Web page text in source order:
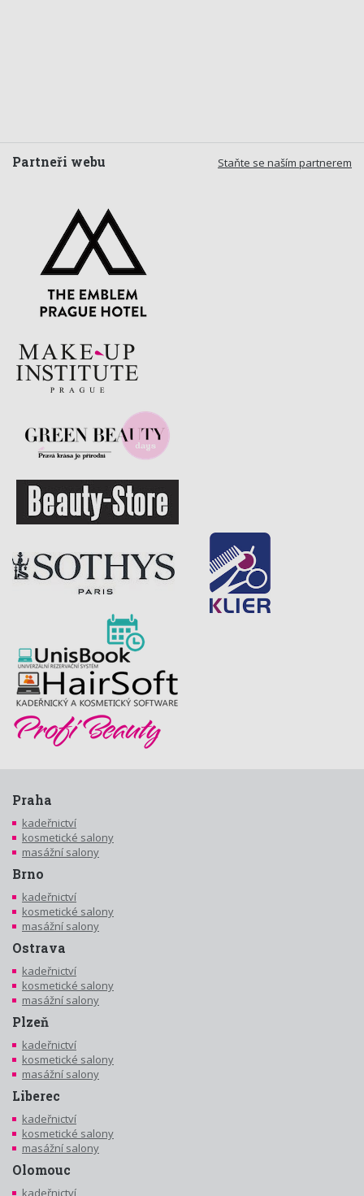
Staňte se naším partnerem
Partneři webu
Praha
kadeřnictví
kosmetické salony
masážní salony
Brno
kadeřnictví
kosmetické salony
masážní salony
Ostrava
kadeřnictví
kosmetické salony
masážní salony
Plzeň
kadeřnictví
kosmetické salony
masážní salony
Liberec
kadeřnictví
kosmetické salony
masážní salony
Olomouc
kadeřnictví